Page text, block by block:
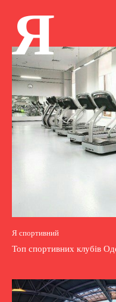
Я
Я спортивний
Топ спортивних клубів